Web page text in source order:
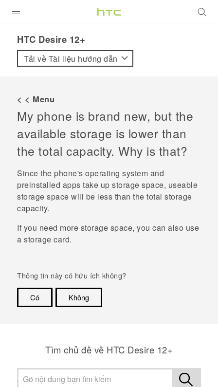
VIVE
VIVERSE
ỨNG DỤNG
HỖ TRỢ
HTC Desire 12+‎
Tải về Tài liệu hướng dẫn
< < Menu
My phone is brand new, but the
available storage is lower than
the total capacity. Why is that?
Since the phone's operating system and
preinstalled apps take up storage space, useable
storage space will be less than the total storage
capacity.
If you need more storage space, you can also use
a storage card.
Thông tin này có hữu ích không?
Có
Không
Tìm chủ đề về HTC Desire 12+